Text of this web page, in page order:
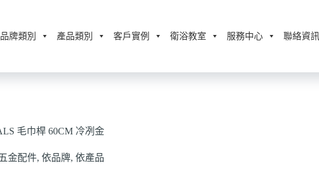
品牌類別 產品類別 客戶實例 衛浴教室 服務中心 聯絡資訊
毛巾桿 60CM 冷冽金
五金配件, 依品牌, 依產品